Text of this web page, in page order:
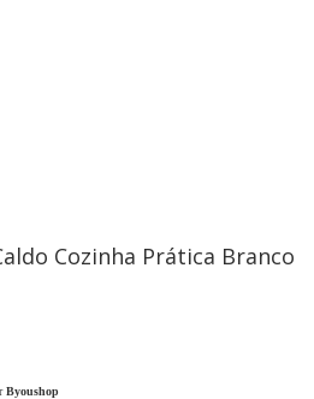
Cozinha Prática Branco
Byoushop